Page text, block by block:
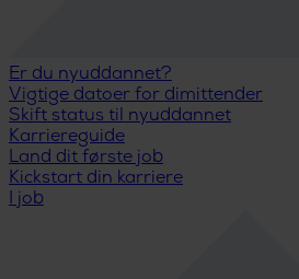
Er du nyuddannet?
Vigtige datoer for dimittender
Skift status til nyuddannet
Karriereguide
Land dit første job
Kickstart din karriere
I job